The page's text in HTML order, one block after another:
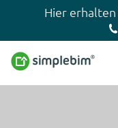
Hier